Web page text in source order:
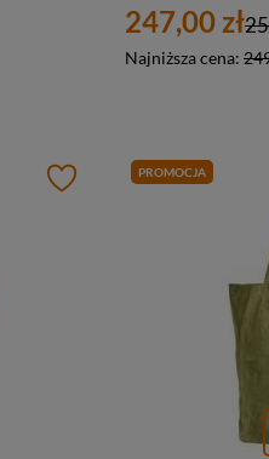
247,00 zł
Najniższa cena:
PROMOCJA